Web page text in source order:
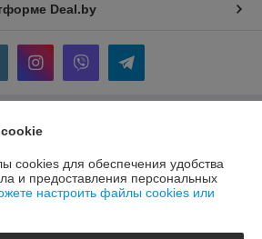
Deal.by
"МаксдэмМаркет"
г. Бобруйск, ул. Ленина, д. 52, кв. 84
ЕГР: 791360419
cookies для обеспечения удобства
и предоставления персональных
настроить файлы cookies или